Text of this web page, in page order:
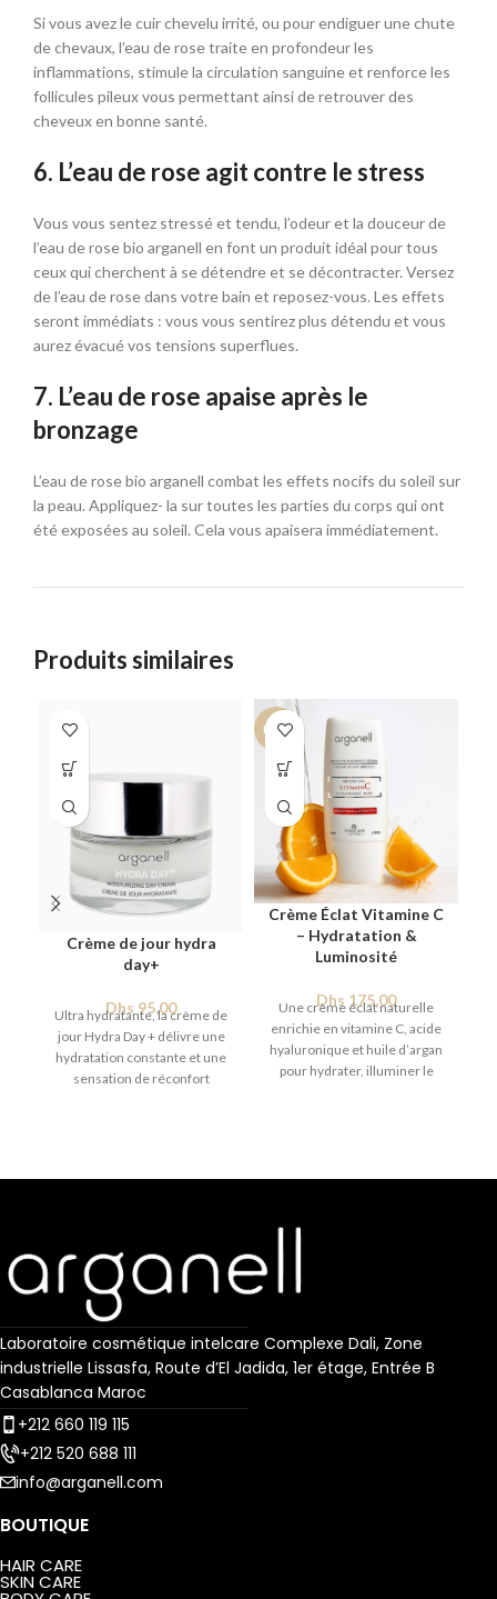
Si vous avez le cuir chevelu irrité, ou pour endiguer une chute
de chevaux, l’eau de rose traite en profondeur les
inflammations, stimule la circulation sanguine et renforce les
follicules pileux vous permettant ainsi de retrouver des
cheveux en bonne santé.
6. L’eau de rose agit contre le stress
Vous vous sentez stressé et tendu, l’odeur et la douceur de
l’eau de rose bio arganell en font un produit idéal pour tous
ceux qui cherchent à se détendre et se décontracter. Versez
de l’eau de rose dans votre bain et reposez-vous. Les effets
seront immédiats : vous vous sentirez plus détendu et vous
aurez évacué vos tensions superflues.
7. L’eau de rose apaise après le
bronzage
L’eau de rose bio arganell combat les effets nocifs du soleil sur
la peau. Appliquez- la sur toutes les parties du corps qui ont
été exposées au soleil. Cela vous apaisera immédiatement.
Produits similaires
Crème de jour hydra
day+
Dhs 95,00
Ultra hydratante, la crème de
jour Hydra Day + délivre une
hydratation constante et une
sensation de réconfort
texture non grasse pénètre
NEW
Crème Éclat Vitamine C
– Hydratation &
Luminosité
Dhs 175,00
Une crème éclat naturelle
enrichie en vitamine C, acide
hyaluronique et huile d’argan
pour hydrater, illuminer le
Laboratoire cosmétique intelcare Complexe Dali, Zone
industrielle Lissasfa, Route d’El Jadida, 1er étage, Entrée B
Casablanca Maroc
+212 660 119 115
+212 520 688 111
info@arganell.com
BOUTIQUE
HAIR CARE
SKIN CARE